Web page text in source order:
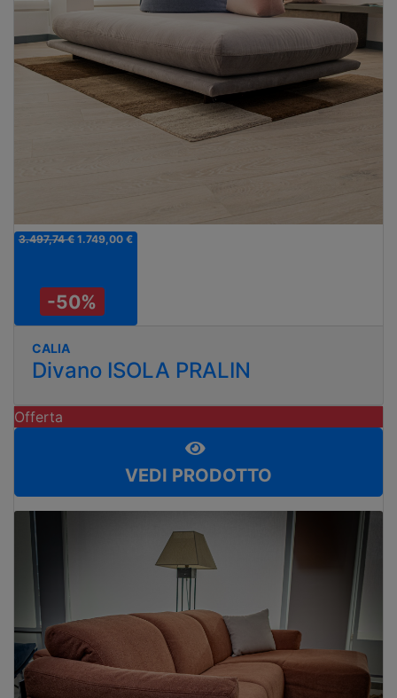
3.497,74 €1.749,00 €
-50%
CALIA
Divano ISOLA PRALIN
Offerta
VEDI PRODOTTO